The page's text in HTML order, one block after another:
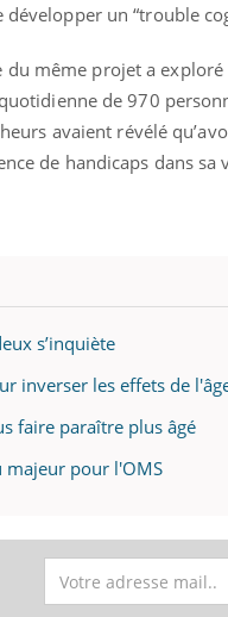
un “trouble
même projet a
de 970
avaient révélé
de handicaps dans sa
s’inquiète
inverser les effets de
faire paraître plus âgé
majeur pour l'OMS